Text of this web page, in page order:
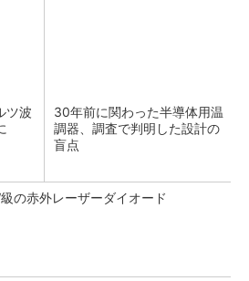
ツ波
30年前に関わった半導体用温
調器、調査で判明した設計の
盲点
の赤外レーザーダイオード